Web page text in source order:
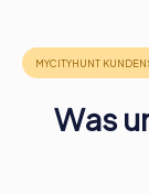
Was